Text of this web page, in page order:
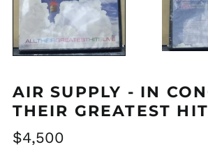
AIR SUPPLY - IN
THEIR GREATEST
Precio
$4,500